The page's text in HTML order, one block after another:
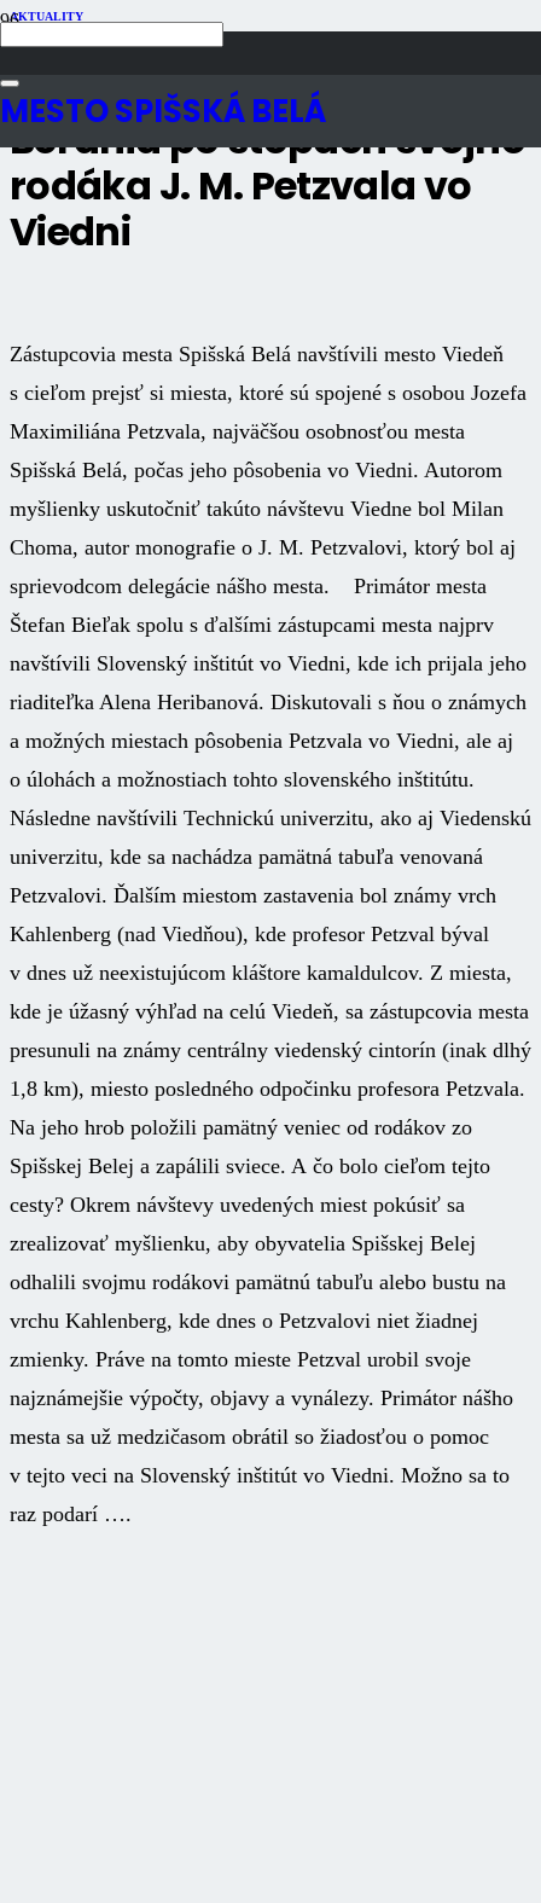
MESTO SPIŠSKÁ BELÁ
AKTUALITY
Beľania po stopách svojho
rodáka J. M. Petzvala vo
Viedni
Zástupcovia mesta Spišská Belá navštívili mesto Viedeň
s cieľom prejsť si miesta, ktoré sú spojené s osobou Jozefa
Maximiliána Petzvala, najväčšou osobnosťou mesta
Spišská Belá, počas jeho pôsobenia vo Viedni. Autorom
myšlienky uskutočniť takúto návštevu Viedne bol Milan
Choma, autor monografie o J. M. Petzvalovi, ktorý bol aj
sprievodcom delegácie nášho mesta. Primátor mesta
Štefan Bieľak spolu s ďalšími zástupcami mesta najprv
navštívili Slovenský inštitút vo Viedni, kde ich prijala jeho
riaditeľka Alena Heribanová. Diskutovali s ňou o známych
a možných miestach pôsobenia Petzvala vo Viedni, ale aj
o úlohách a možnostiach tohto slovenského inštitútu.
Následne navštívili Technickú univerzitu, ako aj Viedenskú
univerzitu, kde sa nachádza pamätná tabuľa venovaná
Petzvalovi. Ďalším miestom zastavenia bol známy vrch
Kahlenberg (nad Viedňou), kde profesor Petzval býval
v dnes už neexistujúcom kláštore kamaldulcov. Z miesta,
kde je úžasný výhľad na celú Viedeň, sa zástupcovia mesta
presunuli na známy centrálny viedenský cintorín (inak dlhý
1,8 km), miesto posledného odpočinku profesora Petzvala.
Na jeho hrob položili pamätný veniec od rodákov zo
Spišskej Belej a zapálili sviece. A čo bolo cieľom tejto
cesty? Okrem návštevy uvedených miest pokúsiť sa
zrealizovať myšlienku, aby obyvatelia Spišskej Belej
odhalili svojmu rodákovi pamätnú tabuľu alebo bustu na
vrchu Kahlenberg, kde dnes o Petzvalovi niet žiadnej
zmienky. Práve na tomto mieste Petzval urobil svoje
najznámejšie výpočty, objavy a vynálezy. Primátor nášho
mesta sa už medzičasom obrátil so žiadosťou o pomoc
v tejto veci na Slovenský inštitút vo Viedni. Možno sa to
raz podarí ….